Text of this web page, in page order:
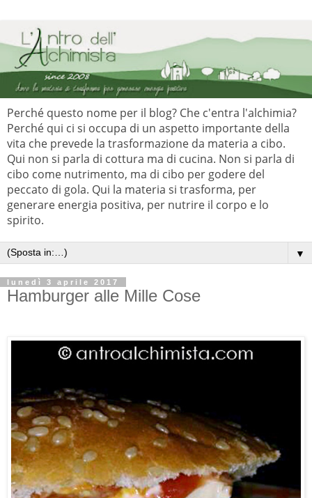
Perché questo nome per il blog? Che c'entra l'alchimia?
Perché qui ci si occupa di un aspetto importante della
vita che prevede la trasformazione da materia a cibo.
Qui non si parla di cottura ma di cucina. Non si parla di
cibo come nutrimento, ma di cibo per godere del
peccato di gola. Qui la materia si trasforma, per
generare energia positiva, per nutrire il corpo e lo
spirito.
▼
lunedì 3 aprile 2017
Hamburger alle Mille Cose